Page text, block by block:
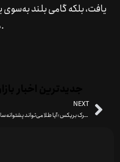
یافت، بلکه گامی بلند
دارایی‌های دیجیتال برداشته خواهد شد.
NEXT
بررسی آینده ارز مشترک بریکس؛ آیا طلا می‌تواند پشتوانه‌ساز شود؟